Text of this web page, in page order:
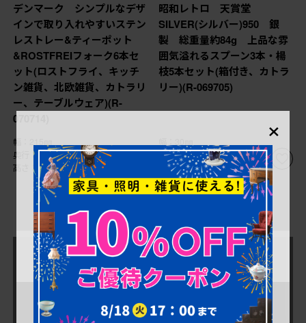
デンマーク シンプルなデザ
インで取り入れやすいステン
レストレー&ティーポット
&ROSTFREIフォーク6本セ
ット(ロストフライ、キッチ
ン雑貨、北欧雑貨、カトラリ
ー、テーブルウェア)(R-
070714)
幅：215㎜
奥行：140㎜
高さ：195㎜
昭和レトロ 天賞堂
SILVER(シルバー)950 銀
製 総重量約84g 上品な雰
囲気溢れるスプーン3本・楊
枝5本セット(箱付き、カトラ
リー)(R-069705)
奥行：130㎜
高さ：15㎜
売り切れ 売り切れ
×